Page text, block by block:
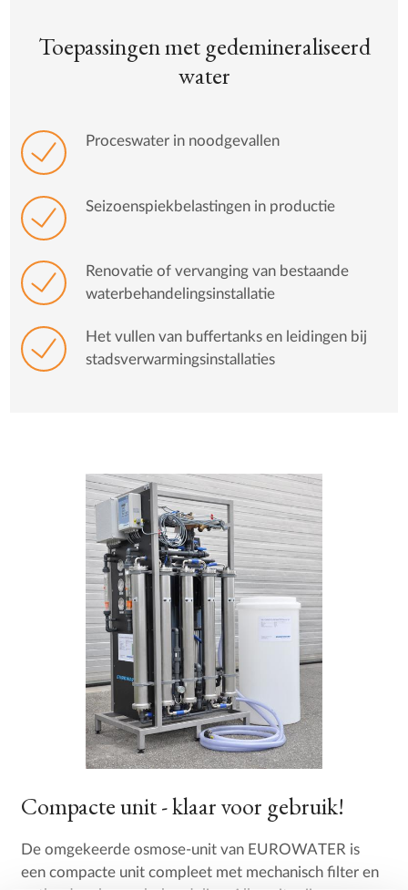
Toepassingen met gedemineraliseerd
water
Proceswater in noodgevallen
Seizoenspiekbelastingen in productie
Renovatie of vervanging van bestaande
waterbehandelingsinstallatie
Het vullen van buffertanks en leidingen bij
stadsverwarmingsinstallaties
Compacte unit - klaar voor gebruik!
De omgekeerde osmose-unit van EUROWATER is
een compacte unit compleet met mechanisch filter en